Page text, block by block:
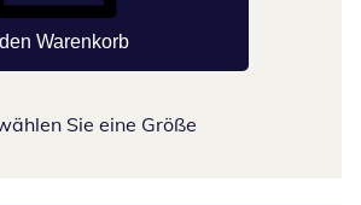
den Warenkorb
Sie eine Größe